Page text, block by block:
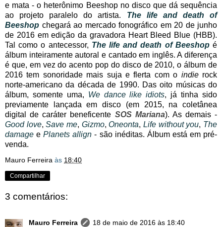
e mata - o heterônimo Beeshop no disco que dá sequência
ao projeto paralelo do artista. The life and death of
Beeshop chegará ao mercado fonográfico em 20 de junho
de 2016 em edição da gravadora Heart Bleed Blue (HBB).
Tal como o antecessor, The life and death of Beeshopé
álbum inteiramente autoral e cantado em inglês. A diferença
é que, em vez do acento pop do disco de 2010, o álbum de
2016 tem sonoridade mais suja e flerta com o indierock
norte-americano da década de 1990. Das oito músicas do
álbum, somente uma, We dance like idiots, já tinha sido
previamente lançada em disco (em 2015, na coletânea
digital de caráter beneficente SOS Mariana). As demais -
Good love,Save me, Gizmo,Oneonta,Life without you, The
damage ePlanets allign - são inéditas. Álbum está em pré-
venda.
Mauro Ferreira às 18:40
Compartilhar
3 comentários:
Mauro Ferreira
18 de maio de 2016 às 18:40